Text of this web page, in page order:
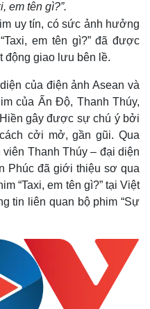
em tên gì?”.
uy tín, có sức ảnh hưởng
em tên gì?” đã được
động giao lưu bên lề.
của điện ảnh Asean và
của Ấn Độ, Thanh Thúy,
gây được sự chú ý bởi
cởi mở, gần gũi. Qua
Thanh Thúy – đại diện
Phúc đã giới thiệu sơ qua
“Taxi, em tên gì?” tại Việt
tin liên quan bộ phim “Sự